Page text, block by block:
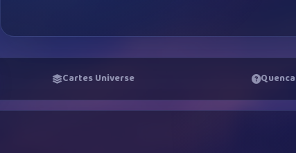
Cartes Universe